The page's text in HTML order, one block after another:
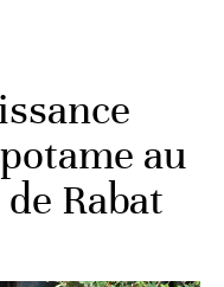
au
Rabat